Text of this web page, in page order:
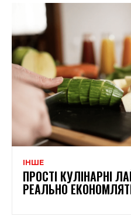
ІНШЕ
ПРОСТІ КУЛІНАРНІ
РЕАЛЬНО